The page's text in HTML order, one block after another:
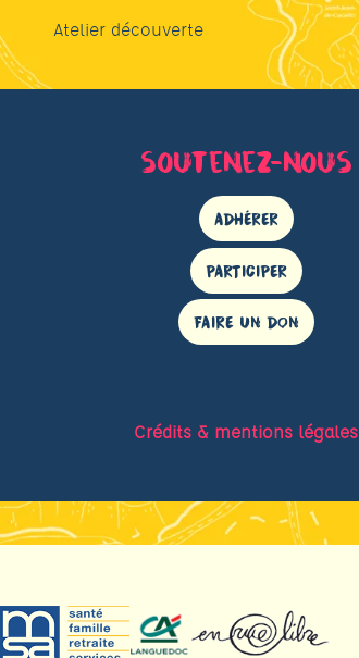
Atelier découverte
soutenez-nous
ADHÉRER
PARTICIPER
FAIRE UN DON
Crédits & mentions légales